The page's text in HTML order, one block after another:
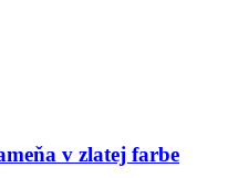
v zlatej farbe